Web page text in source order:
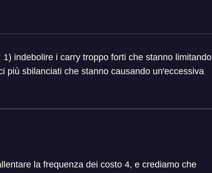
indebolire i carry troppo forti che stanno limitando
più sbilanciati che stanno causando un'eccessiva
la frequenza dei costo 4, e crediamo che